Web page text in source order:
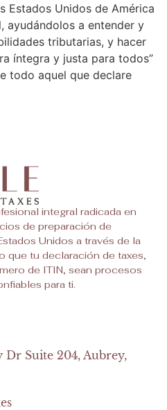
Estados Unidos de América
ayudándolos a entender y
tributarias, y hacer
íntegra y justa para todos”
todo aquel que declare
integral radicada en
de preparación de
Unidos a través de la
que tu declaración de taxes,
de ITIN, sean procesos
para ti.
Dr Suite 204, Aubrey,